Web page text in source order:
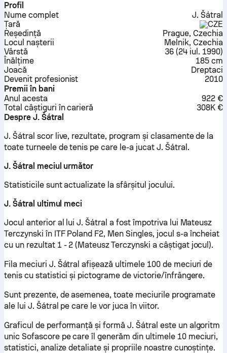
Profil
Nume complet
J. Šátral
Țară
CZE
Reședință
Prague, Czechia
Locul nașterii
Melnik, Czechia
Vârstă
36 (24 iul. 1990)
Înălțime
185 cm
Joacă
Dreptaci
Devenit profesionist
2010
Premii în bani
Anul acesta
922 €
Total câștiguri în carieră
308K €
Despre J. Šátral
J. Šátral scor live, rezultate, program și clasamente de la
toate turneele de tenis pe care le-a jucat J. Šátral.
J. Šátral meciul următor
Statisticile sunt actualizate la sfârșitul jocului.
J. Šátral ultimul meci
Jocul anterior al lui J. Šátral a fost împotriva lui Mateusz
Terczynski în ITF Poland F2, Men Singles, jocul s-a încheiat
cu un rezultat 1 - 2 (Mateusz Terczynski a câștigat jocul).
Fila meciuri J. Šátral afișează ultimele 100 de meciuri de
tenis cu statistici și pictograme de victorie/înfrângere.
Sunt prezente, de asemenea, toate meciurile programate
ale lui J. Šátral pe care le vor juca în viitor.
Graficul de performanță și formă J. Šátral este un algoritm
unic Sofascore pe care îl generăm din ultimele 10 meciuri,
statistici, analize detaliate și propriile noastre cunoștințe.